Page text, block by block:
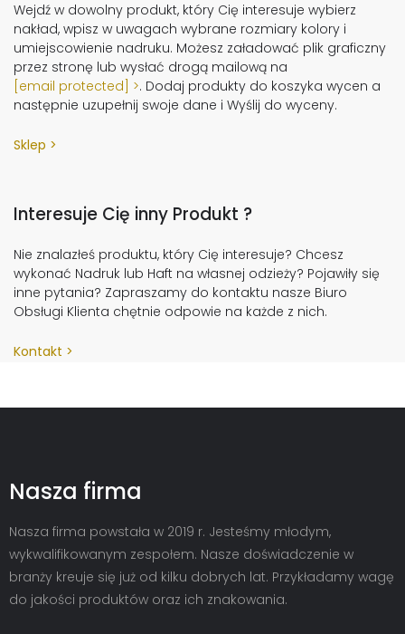
Wejdź w dowolny produkt, który Cię interesuje wybierz
nakład, wpisz w uwagach wybrane rozmiary kolory i
umiejscowienie nadruku. Możesz załadować plik graficzny
przez stronę lub wysłać drogą mailową na
[email protected]
. Dodaj produkty do koszyka wycen a
następnie uzupełnij swoje dane i Wyślij do wyceny.
Sklep
Interesuje Cię inny Produkt ?
Nie znalazłeś produktu, który Cię interesuje? Chcesz
wykonać Nadruk lub Haft na własnej odzieży? Pojawiły się
inne pytania? Zapraszamy do kontaktu nasze Biuro
Obsługi Klienta chętnie odpowie na każde z nich.
Kontakt
Nasza firma
Nasza firma powstała w 2019 r. Jesteśmy młodym,
wykwalifikowanym zespołem. Nasze doświadczenie w
branży kreuje się już od kilku dobrych lat. Przykładamy wagę
do jakości produktów oraz ich znakowania.